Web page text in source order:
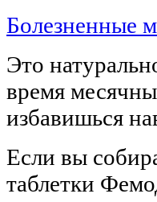
Болезненные
Это
время
избавишься
Если вы
таблетки